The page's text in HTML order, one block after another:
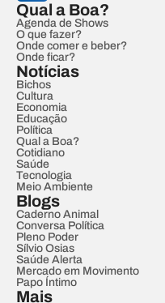
Qual a Boa?
Agenda de Shows
O que fazer?
Onde comer e beber?
Onde ficar?
Notícias
Bichos
Cultura
Economia
Educação
Política
Qual a Boa?
Cotidiano
Saúde
Tecnologia
Meio Ambiente
Blogs
Caderno Animal
Conversa Política
Pleno Poder
Sílvio Osias
Saúde Alerta
Mercado em Movimento
Papo Íntimo
Mais